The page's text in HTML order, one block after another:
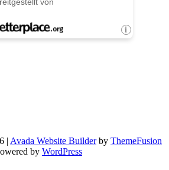
| Avada Website Builderby ThemeFusion
by WordPress